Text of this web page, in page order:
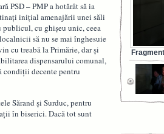
PSD – PMP a hotărât să ia
iniţial amenajării unei săli
cu ghişeu unic, ceea
să nu se mai înghesuie
cu treabă la Primărie, dar şi
dispensarului comunal,
condiţii decente pentru
Sărand şi Surduc, pentru
în biserici. Dacă tot sunt